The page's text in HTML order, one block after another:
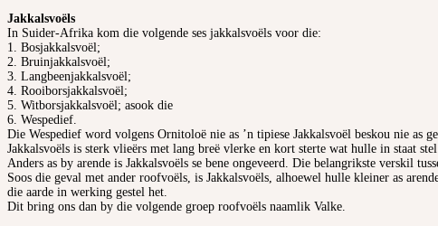
Jakkalsvoëls
In Suider-Afrika kom die volgende ses jakkalsvoëls voor die:
1. Bosjakkalsvoël;
2. Bruinjakkalsvoël;
3. Langbeenjakkalsvoël;
4. Rooiborsjakkalsvoël;
5. Witborsjakkalsvoël; asook die
6. Wespedief.
Die Wespedief word volgens Ornitoloë nie as ’n tipiese Jakkalsvoël beskou nie as
Jakkalsvoëls is sterk vlieërs met lang breë vlerke en kort sterte wat hulle in staat
Anders as by arende is Jakkalsvoëls se bene ongeveerd. Die belangrikste verskil
Soos die geval met ander roofvoëls, is Jakkalsvoëls, alhoewel hulle kleiner as
die aarde in werking gestel het.
Dit bring ons dan by die volgende groep roofvoëls naamlik Valke.